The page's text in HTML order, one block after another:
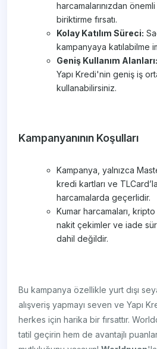
harcamalarınızdan
biriktirme fırsatı.
Kolay Katılım Süreci:
kampanyaya katılabilme
Geniş Kullanım Alanları:
Yapı Kredi'nin geniş iş
kullanabilirsiniz.
Kampanyanının Koşulları
Kampanya, yalnızca
kredi kartları ve
harcamalarda geçerlidir.
Kumar harcamaları,
nakit çekimler ve iade
dahil değildir.
Bu kampanya özellikle yurt dışı
alışveriş yapmayı seven ve Yapı
herkes için harika bir fırsattır.
tatil geçirin hem de avantajlı